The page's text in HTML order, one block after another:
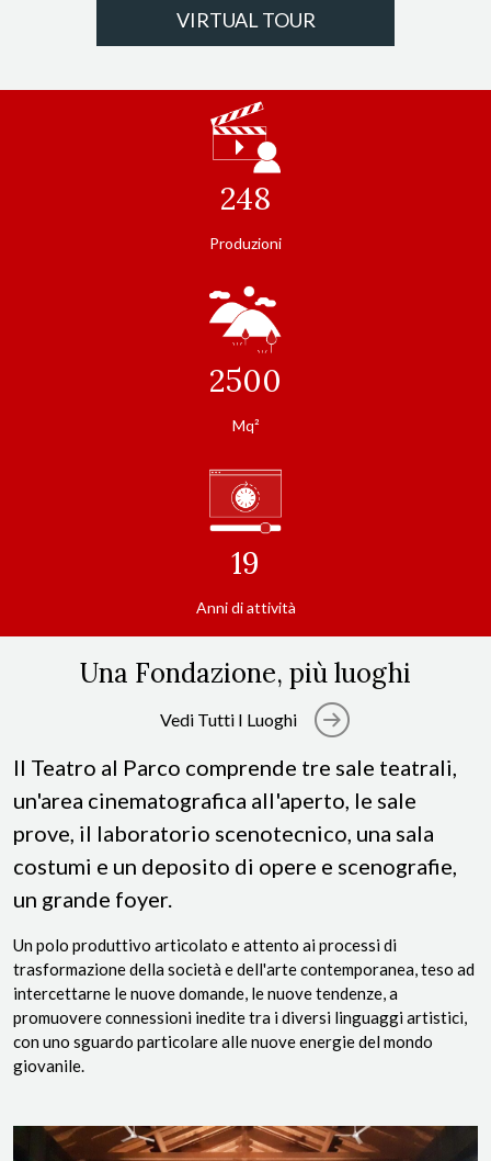
VIRTUAL TOUR
248
Produzioni
2500
Mq²
19
Anni di attività
Una Fondazione, più luoghi
Vedi Tutti I Luoghi
Il Teatro al Parco comprende tre sale teatrali,
un'area cinematografica all'aperto, le sale
prove, il laboratorio scenotecnico, una sala
costumi e un deposito di opere e scenografie,
un grande foyer.
Un polo produttivo articolato e attento ai processi di
trasformazione della società e dell'arte contemporanea, teso ad
intercettarne le nuove domande, le nuove tendenze, a
promuovere connessioni inedite tra i diversi linguaggi artistici,
con uno sguardo particolare alle nuove energie del mondo
giovanile.